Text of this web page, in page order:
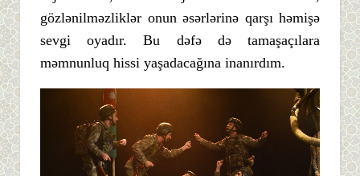
gözlənilməzliklər onun əsərlərinə qarşı həmişə
sevgi oyadır. Bu dəfə də tamaşaçılara
məmnunluq hissi yaşadacağına inanırdım.